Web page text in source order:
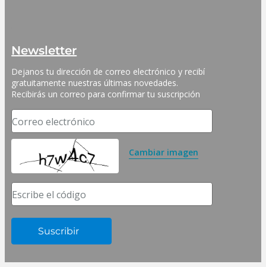
Newsletter
Dejanos tu dirección de correo electrónico y recibí
gratuitamente nuestras últimas novedades.
Recibirás un correo para confirmar tu suscripción
Correo electrónico
Cambiar imagen
Escribe el código